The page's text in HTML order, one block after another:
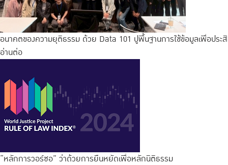
อนาคตของความยุติธรรม ด้วย Data 101 ปูพื้นฐานการใช้ข้อมูลเพื่อปร
อ่านต่อ
“หลักการวอร์ซอ” ว่าด้วยการยืนหยัดเพื่อหลักนิติธรรม